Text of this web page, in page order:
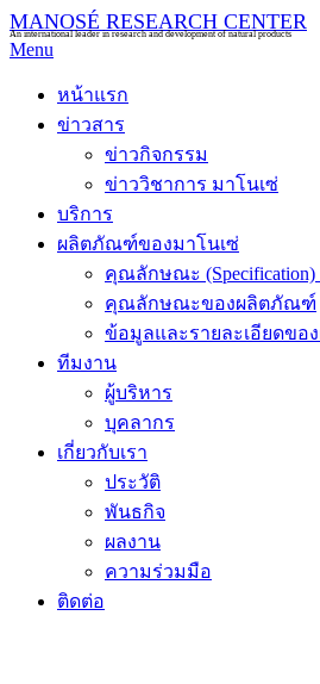
MANOSÉ RESEARCH CENTER
An international leader in research and development of natural products
Menu
หน้าแรก
ข่าวสาร
ข่าวกิจกรรม
ข่าววิชาการ มาโนเซ่
บริการ
ผลิตภัณฑ์ของมาโนเซ่
คุณลักษณะ
คุณลักษณะของผลิตภัณฑ์
ข้อมูลและรายละเอียดข
ทีมงาน
ผู้บริหาร
บุคลากร
เกี่ยวกับเรา
ประวัติ
พันธกิจ
ผลงาน
ความร่วมมือ
ติดต่อ